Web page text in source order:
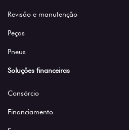
Revisão e manutenção
Peças
Pneus
Soluções financeiras
Consórcio
Financiamento